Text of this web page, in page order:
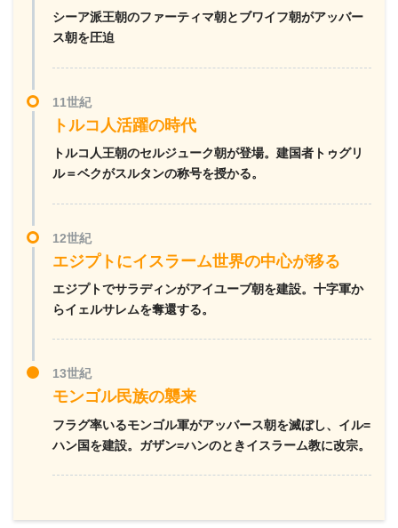
シーア派王朝のファーティマ朝とブワイフ朝がアッバー
ス朝を圧迫
11世紀
トルコ人活躍の時代
トルコ人王朝のセルジューク朝が登場。建国者トゥグリ
ル＝ベクがスルタンの称号を授かる。
12世紀
エジプトにイスラーム世界の中心が移る
エジプトでサラディンがアイユーブ朝を建設。十字軍か
らイェルサレムを奪還する。
13世紀
モンゴル民族の襲来
フラグ率いるモンゴル軍がアッバース朝を滅ぼし、イル=
ハン国を建設。ガザン=ハンのときイスラーム教に改宗。